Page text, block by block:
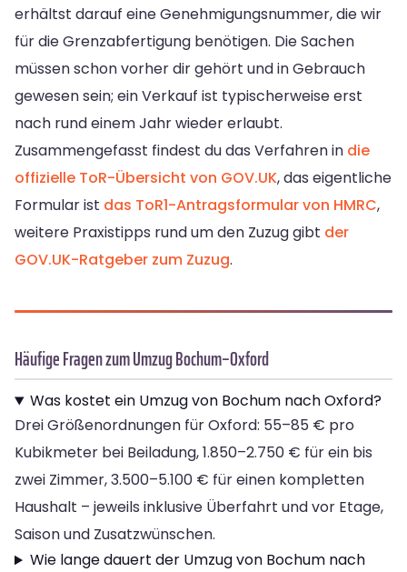
erhältst darauf eine Genehmigungsnummer, die wir
für die Grenzabfertigung benötigen. Die Sachen
müssen schon vorher dir gehört und in Gebrauch
gewesen sein; ein Verkauf ist typischerweise erst
nach rund einem Jahr wieder erlaubt.
Zusammengefasst findest du das Verfahren in die
offizielle ToR-Übersicht von GOV.UK, das eigentliche
Formular ist das ToR1-Antragsformular von HMRC,
weitere Praxistipps rund um den Zuzug gibt der
GOV.UK-Ratgeber zum Zuzug.
Häufige Fragen zum Umzug Bochum–Oxford
Was kostet ein Umzug von Bochum nach Oxford?
Drei Größenordnungen für Oxford: 55–85 € pro
Kubikmeter bei Beiladung, 1.850–2.750 € für ein bis
zwei Zimmer, 3.500–5.100 € für einen kompletten
Haushalt – jeweils inklusive Überfahrt und vor Etage,
Saison und Zusatzwünschen.
Wie lange dauert der Umzug von Bochum nach